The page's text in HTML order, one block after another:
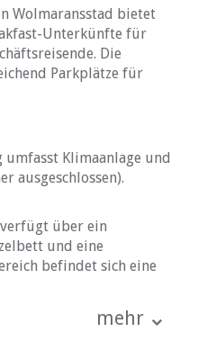
Wolmaransstad bietet
Unterkünfte für
Die
Parkplätze für
Klimaanlage und
ausgeschlossen).
über ein
und eine
befindet sich eine
mehr